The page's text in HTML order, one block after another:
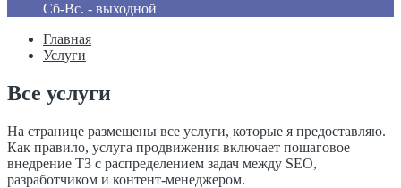
Сб-Вс. - выходной
Главная
Услуги
Все услуги
На странице размещены все услуги, которые я предоставляю.
Как правило, услуга продвижения включает пошаговое
внедрение ТЗ с распределением задач между SEO,
разработчиком и контент-менеджером.